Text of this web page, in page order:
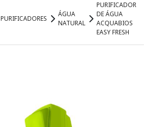
PURIFICADORES
ÁGUA
NATURAL
PURIFICADOR
DE ÁGUA
ACQUABIOS
EASY FRESH